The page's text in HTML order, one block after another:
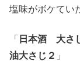
塩味がボケてい
「日本酒 大さ
油大さじ２ 」